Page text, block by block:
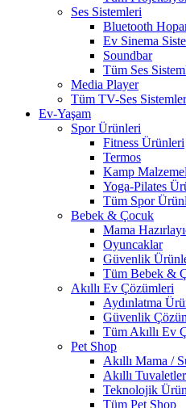
Ses Sistemleri
Bluetooth
Ev Sinema
Soundbar
Tüm Ses
Media Player
Tüm TV-Ses
Ev-Yaşam
Spor Ürünleri
Fitness Ürünleri
Termos
Kamp
Yoga-Pilates
Tüm Spor
Bebek & Çocuk
Mama
Oyuncaklar
Güvenlik
Tüm Bebek &
Akıllı Ev Çözümleri
Aydınlatma
Güvenlik
Tüm Akıllı Ev
Pet Shop
Akıllı Mama /
Akıllı Tuvaletler
Teknolojik
Tüm Pet Shop